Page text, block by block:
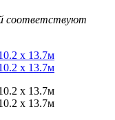
соответствуют